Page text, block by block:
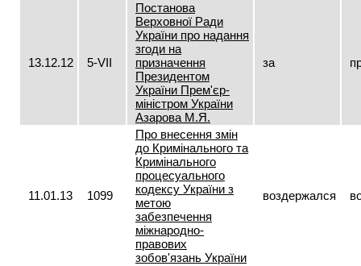
13.12.12 5-VII
Постанова
Верховної Ради
України про надання
згоди на
призначення
Президентом
України Прем'єр-
міністром України
Азарова М.Я.
за
11.01.13 1099
Про внесення змін
до Кримінального та
Кримінального
процесуального
кодексу України з
метою
забезпечення
міжнародно-
правових
зобов'язань України
воздержался